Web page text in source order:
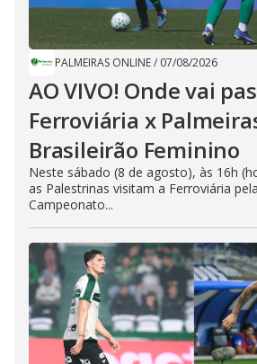
PALMEIRAS ONLINE/ 07/08/2026
AO VIVO! Onde vai
Ferroviária x
Brasileirão Feminino
Neste sábado (8 de agosto), às 16h
as Palestrinas visitam a Ferroviária
Campeonato...